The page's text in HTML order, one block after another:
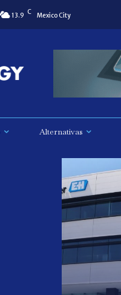
13.9 C Mexico City
Alternativas